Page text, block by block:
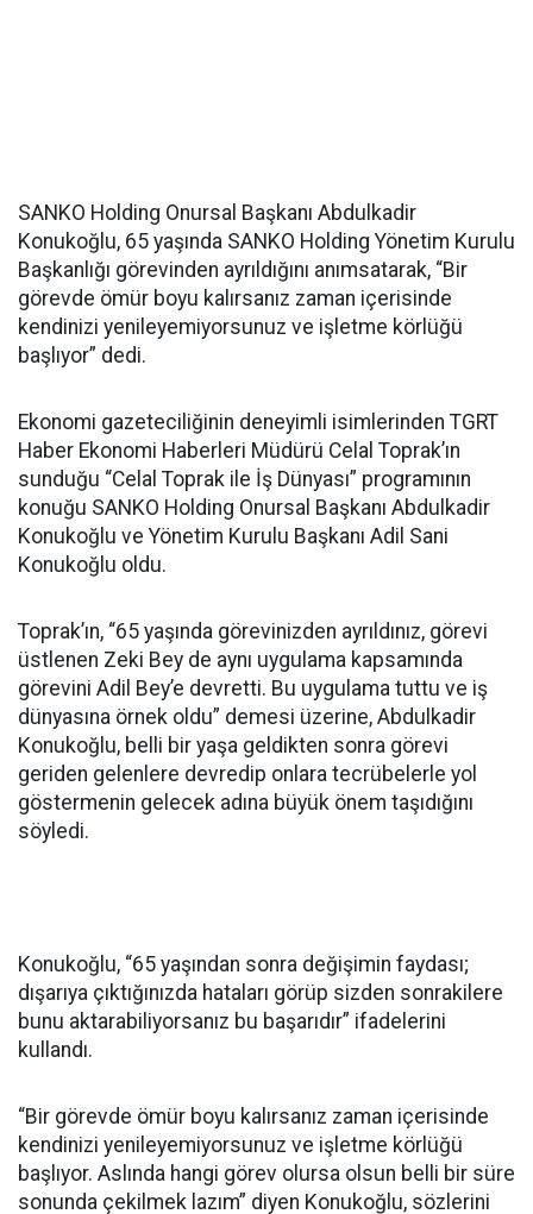
SANKO Holding Onursal Başkanı Abdulkadir
Konukoğlu, 65 yaşında SANKO Holding Yönetim Kurulu
Başkanlığı görevinden ayrıldığını anımsatarak, “Bir
görevde ömür boyu kalırsanız zaman içerisinde
kendinizi yenileyemiyorsunuz ve işletme körlüğü
başlıyor” dedi.
Ekonomi gazeteciliğinin deneyimli isimlerinden TGRT
Haber Ekonomi Haberleri Müdürü Celal Toprak’ın
sunduğu “Celal Toprak ile İş Dünyası” programının
konuğu SANKO Holding Onursal Başkanı Abdulkadir
Konukoğlu ve Yönetim Kurulu Başkanı Adil Sani
Konukoğlu oldu.
Toprak’ın, “65 yaşında görevinizden ayrıldınız, görevi
üstlenen Zeki Bey de aynı uygulama kapsamında
görevini Adil Bey’e devretti. Bu uygulama tuttu ve iş
dünyasına örnek oldu” demesi üzerine, Abdulkadir
Konukoğlu, belli bir yaşa geldikten sonra görevi
geriden gelenlere devredip onlara tecrübelerle yol
göstermenin gelecek adına büyük önem taşıdığını
söyledi.
Konukoğlu, “65 yaşından sonra değişimin faydası;
dışarıya çıktığınızda hataları görüp sizden sonrakilere
bunu aktarabiliyorsanız bu başarıdır” ifadelerini
kullandı.
“Bir görevde ömür boyu kalırsanız zaman içerisinde
kendinizi yenileyemiyorsunuz ve işletme körlüğü
başlıyor. Aslında hangi görev olursa olsun belli bir süre
sonunda çekilmek lazım” diyen Konukoğlu, sözlerini